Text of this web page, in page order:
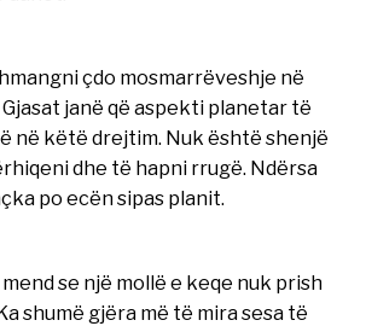
çdo mosmarrëveshje në
janë që aspekti planetar të
në këtë drejtim. Nuk është shenjë
dhe të hapni rrugë. Ndërsa
po ecën sipas planit.
se një mollë e keqe nuk prish
shumë gjëra më të mira sesa të